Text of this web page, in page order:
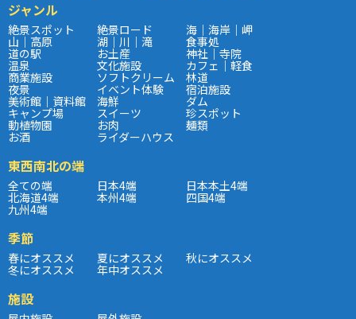
ジャンル
絶景スポット 絶景ロード 海｜海岸｜岬
山｜高原 湖｜川｜滝 食事処
道の駅 お土産 神社｜寺院
温泉 文化施設 カフェ｜軽食
商業施設 ソフトクリーム 林道
夜景 イベント体験 宿泊施設
美術館｜資料館 海鮮 ダム
キャンプ場 スイーツ 珍スポット
動植物園 お肉 麺類
お酒 ライダーハウス
東西南北の端
全ての端 日本4端 日本本土4端
北海道4端 本州4端 四国4端
九州4端
季節
春にオススメ 夏にオススメ 秋にオススメ
冬にオススメ 年中オススメ
施設